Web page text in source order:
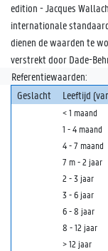
edition - Jacques
internationale
dienen de waarden te
verstrekt door Dade-
Referentiewaarden:
Geslacht
Leeftijd
< 1 maand
1 - 4 maand
4 - 7 maand
7 m - 2 jaar
2 - 3 jaar
3 - 6 jaar
6 - 8 jaar
8 - 12 jaar
> 12 jaar